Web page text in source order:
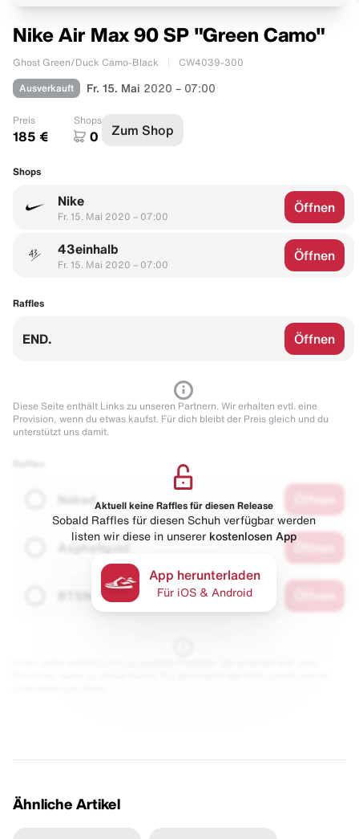
Nike Air Max 90 SP "Green Camo"
Ghost Green/Duck Camo-Black CW4039-300
Ausverkauft Fr. 15. Mai 2020 – 07:00
Preis
185 €
Shops
0 Zum Shop
Shops
Nike
Fr. 15. Mai 2020 – 07:00
Öffnen
43einhalb
Fr. 15. Mai 2020 – 07:00
Öffnen
Raffles
END. Öffnen
Diese Seite enthält Links zu unseren Partnern. Wir erhalten evtl. eine
Provision, wenn du etwas kaufst. Für dich bleibt der Preis gleich und du
unterstützt uns damit.
Naked
Asphaltgold
Aktuell keine Raffles für diesen Release
Sobald Raffles für diesen Schuh verfügbar werden
listen wir diese in unserer kostenlosen App
App herunterladen
Für iOS & Android
Ähnliche Artikel